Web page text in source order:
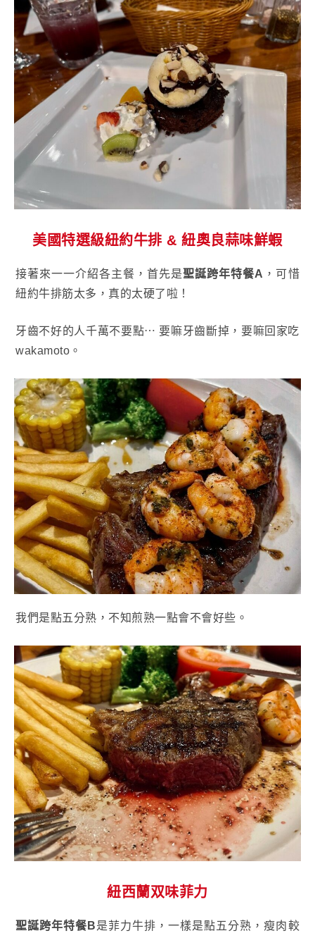
美國特選級紐約牛排 & 紐奧良蒜味鮮蝦
接著來一一介紹各主餐，首先是聖誕跨年特餐A ，可惜
紐約牛排筋太多，真的太硬了啦！
牙齒不好的人千萬不要點⋯ 要嘛牙齒斷掉，要嘛回家吃
wakamoto。
我們是點五分熟，不知煎熟一點會不會好些。
紐西蘭双味菲力
聖誕跨年特餐B是菲力牛排，一樣是點五分熟，瘦肉較